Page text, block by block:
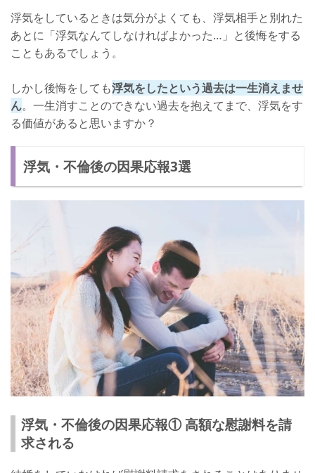
浮気をしているときは気分がよくても、浮気相手と別れた
あとに「浮気なんてしなければよかった…」と後悔をする
こともあるでしょう。
しかし後悔をしても浮気をしたという過去は一生消えませ
ん。一生消すことのできない過去を抱えてまで、浮気をす
る価値があると思いますか？
浮気・不倫後の因果応報3選
浮気・不倫後の因果応報① 高額な慰謝料を請
求される